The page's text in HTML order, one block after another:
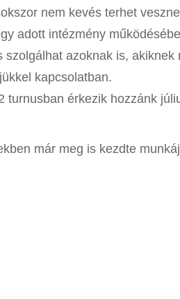
nem kevés terhet
adott intézmény
szolgálhat azoknak is, akiknek
kapcsolatban.
turnusban érkezik hozzánk
már meg is kezdte